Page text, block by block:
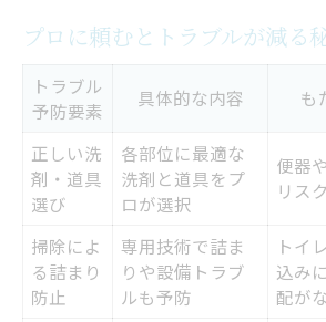
プロに頼むとトラブルが減る
トラブル
予防要素
具体的な内容 も
正しい洗
剤・道具
選び
各部位に最適な
洗剤と道具をプ
ロが選択
便器
リス
掃除によ
る詰まり
防止
専用技術で詰ま
りや設備トラブ
ルも予防
トイ
込み
配が